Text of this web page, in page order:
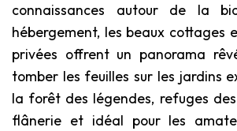
connaissances autour de la
hébergement, les beaux cottages
privées offrent un panorama
tomber les feuilles sur les jardins
la forêt des légendes, refuges
flânerie et idéal pour les